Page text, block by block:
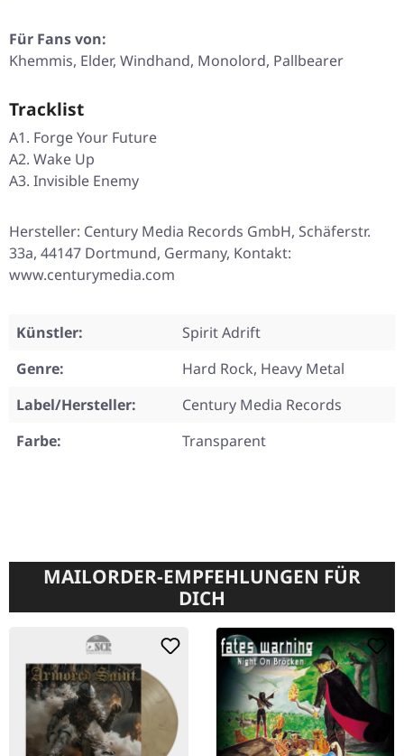
Für Fans von:
Khemmis, Elder, Windhand, Monolord, Pallbearer
Tracklist
A1. Forge Your Future
A2. Wake Up
A3. Invisible Enemy
Hersteller: Century Media Records GmbH, Schäferstr.
33a, 44147 Dortmund, Germany, Kontakt:
www.centurymedia.com
Künstler:
Spirit Adrift
Genre:
Hard Rock, Heavy Metal
Label/Hersteller:
Century Media Records
Farbe:
Transparent
MAILORDER-EMPFEHLUNGEN FÜR
DICH